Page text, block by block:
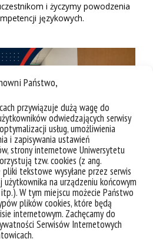
Państwo,
przywiązuje dużą wagę do
odwiedzających serwisy
usług, umożliwienia
i zapisywania ustawień
strony internetowe Uniwersytetu
tzw. cookies (z ang.
tekstowe wysyłane przez serwis
na urządzeniu końcowym
W tym miejscu możecie Państwo
plików cookies, które będą
internetowym. Zachęcamy do
Serwisów Internetowych
i życzymy powodzenia
językowych.